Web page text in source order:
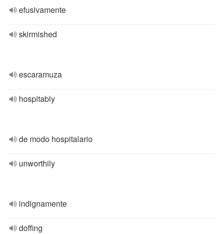
efusivamente
skirmished
escaramuza
hospitably
de modo hospitalario
unworthily
indignamente
doffing